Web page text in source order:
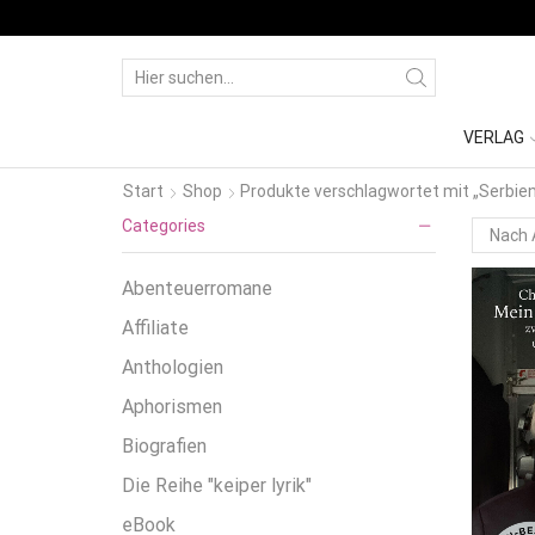
VERLAG
Start Shop Produkte verschlagwortet mit
Categories
Abenteuerromane
Affiliate
Anthologien
Aphorismen
Biografien
Die Reihe "keiper lyrik"
eBook